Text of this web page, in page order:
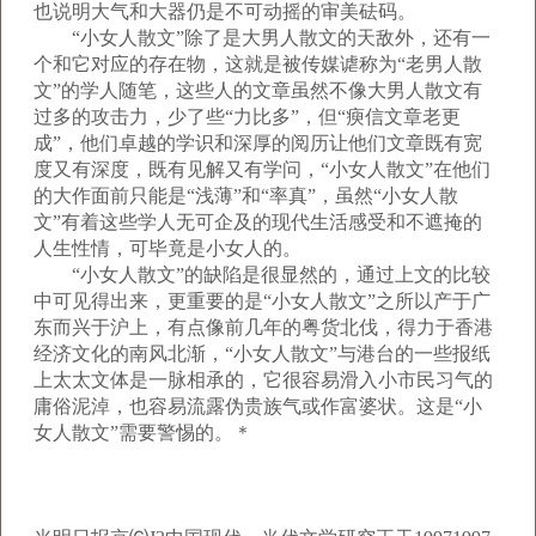
也说明大气和大器仍是不可动摇的审美砝码。
“小女人散文”除了是大男人散文的天敌外，还有一
个和它对应的存在物，这就是被传媒谑称为“老男人散
文”的学人随笔，这些人的文章虽然不像大男人散文有
过多的攻击力，少了些“力比多”，但“瘐信文章老更
成”，他们卓越的学识和深厚的阅历让他们文章既有宽
度又有深度，既有见解又有学问，“小女人散文”在他们
的大作面前只能是“浅薄”和“率真”，虽然“小女人散
文”有着这些学人无可企及的现代生活感受和不遮掩的
人生性情，可毕竟是小女人的。
“小女人散文”的缺陷是很显然的，通过上文的比较
中可见得出来，更重要的是“小女人散文”之所以产于广
东而兴于沪上，有点像前几年的粤货北伐，得力于香港
经济文化的南风北渐，“小女人散文”与港台的一些报纸
上太太文体是一脉相承的，它很容易滑入小市民习气的
庸俗泥淖，也容易流露伪贵族气或作富婆状。这是“小
女人散文”需要警惕的。＊